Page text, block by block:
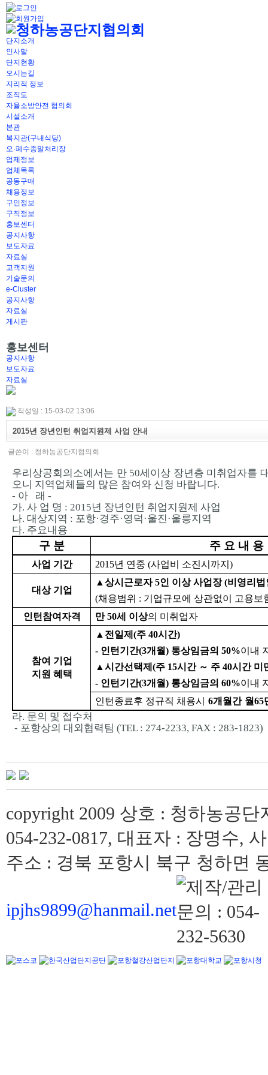
단지소개
인사말
단지현황
오시는길
지리적 정보
조직도
자율소방안전 협의회
시설소개
본관
복지관(구내식당)
오·폐수종말처리장
업제정보
업체목록
공동구매
채용정보
구인정보
구직정보
홍보센터
공지사항
보도자료
자료실
고객지원
기술문의
e-Cluster
공지사항
자료실
게시판
홍보센터
공지사항
보도자료
자료실
작성일 : 15-03-02 13:06
2015년 장년인턴 취업지원제 사업 안내
글쓴이 : 청하농공단지협의회
우리상공회의소에서는 만 50세이상 장년층 미취업자를
오니 지역업체들의 많은 참여와 신청 바랍니다.
- 아 래 -
가. 사 업 명 : 2015년 장년인턴 취업지원제 사업
나. 대상지역 : 포항·경주·영덕·울진·울릉지역
다. 주요내용
구 분 주 요 내 용
사업 기간 2015년 연중 (사업비 소진시까지)
대상 기업
▲상시근로자 5인 이상 사업장 (비영리법
(채용범위 : 기업규모에 상관없이 고용보
인턴참여자격
만 50세 이상의 미취업자
참여 기업
지원 혜택
▲전일제(주 40시간)
- 인턴기간(3개월) 통상임금의 50%이내
▲시간선택제(주 15시간 ～ 주 40시간 미
- 인턴기간(3개월) 통상임금의 60%이내
인턴종료후 정규직 채용시
6개월간 월65
라. 문의 및 접수처
- 포항상의 대외협력팀 (TEL : 274-2233, FAX : 283-1823)
copyright 2009 상호 : 청하농공
054-232-0817, 대표자 : 장명수,
주소 : 경북 포항시 북구 청하면
ipjhs9899@hanmail.net